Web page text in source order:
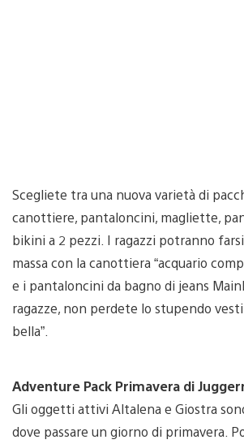
Scegliete tra una nuova varietà di
canottiere, pantaloncini, magliette,
bikini a 2 pezzi. I ragazzi potranno
massa con la canottiera “acquario
e i pantaloncini da bagno di jeans
ragazze, non perdete lo stupendo
bella”.
Adventure Pack Primavera di
Gli oggetti attivi Altalena e Giostra
dove passare un giorno di primavera.